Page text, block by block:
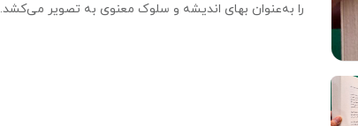
را به‌عنوان بهای اندیشه و سلوک معنوی به تصویر می‌کشد.